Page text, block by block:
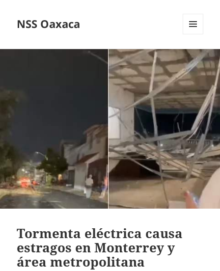
NSS Oaxaca
WIDGETS
Tormenta eléctrica causa
estragos en Monterrey y
área metropolitana